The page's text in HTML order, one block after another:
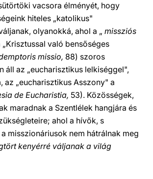
vacsora élményét, hogy
hiteles „katolikus"
olyanokká, ahol a „ missziós
„Krisztussal való bensőséges
missio, 88) szoros
áll az „eucharisztikus lelkiséggel",
az „eucharisztikus Asszony" a
de Eucharistia, 53). Közösségek,
maradnak a Szentlélek hangjára és
ahol a hívők, s
misszionáriusok nem hátrálnak meg
kenyérré váljanak a világ